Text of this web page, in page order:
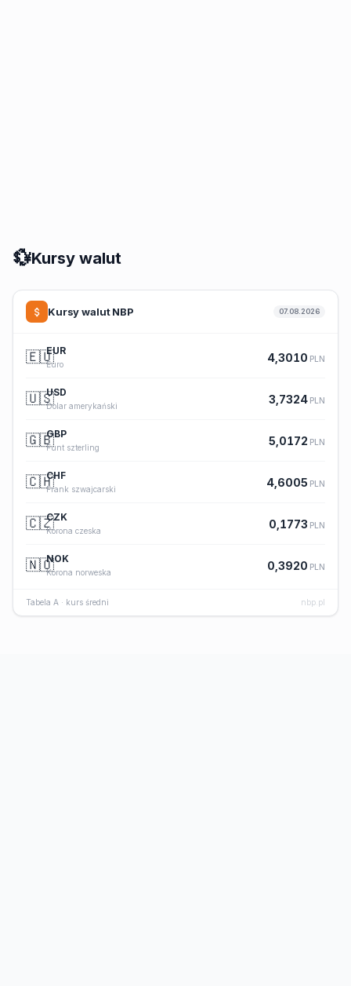
💱Kursy walut
Kursy walut NBP 07.08.2026
🇪🇺EUR
Euro
4,3010 PLN
🇺🇸USD
Dolar amerykański
3,7324 PLN
🇬🇧GBP
Funt szterling
5,0172 PLN
🇨🇭CHF
Frank szwajcarski
4,6005 PLN
🇨🇿CZK
Korona czeska
0,1773 PLN
🇳🇴NOK
Korona norweska
0,3920 PLN
Tabela A · kurs średni nbp.pl